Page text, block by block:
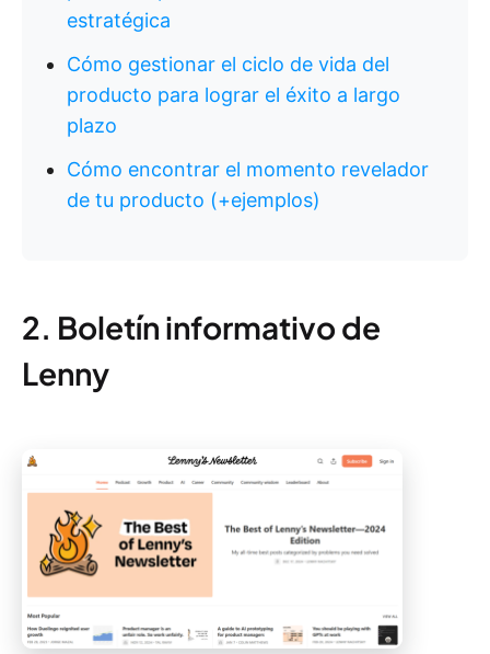
estratégica
Cómo gestionar el ciclo de vida del
producto para lograr el éxito a largo
plazo
Cómo encontrar el momento revelador
de tu producto (+ejemplos)
2. Boletín informativo de
Lenny